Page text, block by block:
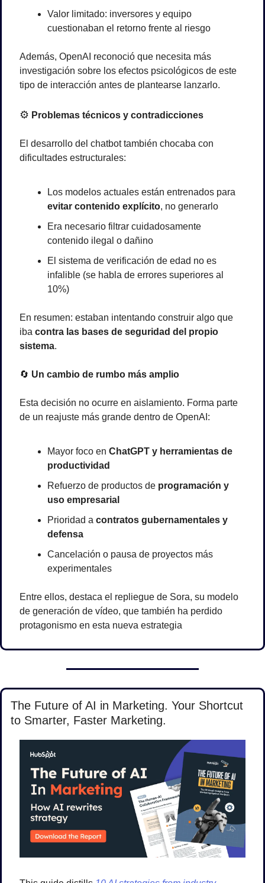
Valor limitado: inversores y equipo
cuestionaban el retorno frente al riesgo
Además, OpenAI reconoció que necesita más
investigación sobre los efectos psicológicos de este
tipo de interacción antes de plantearse lanzarlo.
⚙️ Problemas técnicos y contradicciones
El desarrollo del chatbot también chocaba con
dificultades estructurales:
Los modelos actual
evitar contenido explícito, no generarlo
Era necesario filtrar cuidadosamente
contenido ilegal o dañino
El sistema de verificación de edad no es
infalible (se habla de errores superiores al
10%)
En resumen: estaban intentando construir algo que
iba contra las bases de seguridad del propio
sistema.
🔄 Un cambio de rumbo más amplio
Esta decisión no ocurre en aislamiento. Forma parte
de un reajuste más grande dentro de OpenAI:
Mayor foco en ChatGPT y herramientas de
productividad
Refuerzo de productos de programación y
uso empresarial
Prioridad a contratos gubernamentales y
defensa
Cancelación o pausa de proyectos más
experimentales
Entre ellos, destaca el repliegue de Sora, su modelo
de generación de vídeo, que también ha perdido
protagonismo en esta nueva estrategia
The Future of AI in Marketing. Your Shortcut
to Smarter, Faster Marketing.